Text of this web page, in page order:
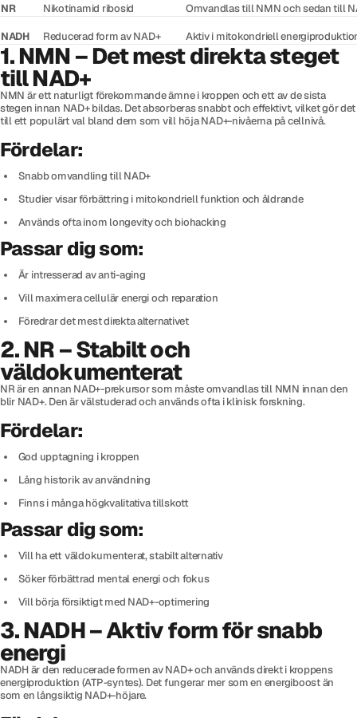
NR Nikotinamid ribosid Omvandlas till NMN och sedan till
NADH Reducerad form av NAD+ Aktiv i mitokondriell
1. NMN – Det mest direkta steget
till NAD+
NMN är ett naturligt förekommande ämne i kroppen och ett av de sista
stegen innan NAD+ bildas. Det absorberas snabbt och effektivt, vilket gör det
till ett populärt val bland dem som vill höja NAD+-nivåerna på cellnivå.
Fördelar:
Snabb omvandling till NAD+
Studier visar förbättring i mitokondriell funktion och åldrande
Används ofta inom longevity och biohacking
Passar dig som:
Är intresserad av anti-aging
Vill maximera cellulär energi och reparation
Föredrar det mest direkta alternativet
2. NR – Stabilt och
väldokumenterat
NR är en annan NAD+-prekursor som måste omvandlas till NMN innan den
blir NAD+. Den är välstuderad och används ofta i klinisk forskning.
Fördelar:
God upptagning i kroppen
Lång historik av användning
Finns i många högkvalitativa tillskott
Passar dig som:
Vill ha ett väldokumenterat, stabilt alternativ
Söker förbättrad mental energi och fokus
Vill börja försiktigt med NAD+-optimering
3. NADH – Aktiv form för snabb
energi
NADH är den reducerade formen av NAD+ och används direkt i kroppens
energiproduktion (ATP-syntes). Det fungerar mer som en energiboost än
som en långsiktig NAD+-höjare.